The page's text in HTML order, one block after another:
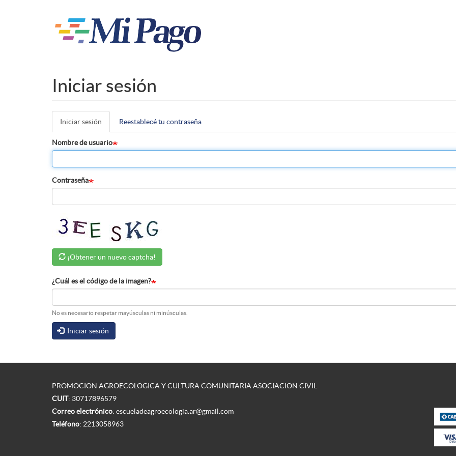
Iniciar sesión
Solapas
principales
Iniciar sesión (solapa
activa)
Reestablecé tu contraseña
Nombre de usuario
Contraseña
¡Obtener un nuevo captcha!
¿Cuál es el código de la imagen?
No es necesario respetar mayúsculas ni minúsculas.
Iniciar sesión
PROMOCION AGROECOLOGICA Y CULTURA COMUNITARIA ASOCIACION CIVIL
CUIT: 30717896579
Correo electrónico: escueladeagroecologia.ar@gmail.com
Teléfono: 2213058963